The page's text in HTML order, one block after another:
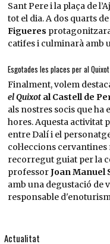
Sant Pere i la plaça de
tot el dia. A dos quarts
Figueres
catifes i culminarà amb
Esgotades les places per al
Finalment, volem
el Quixotal Castell de
als nostres socis que ha
hores. Aquesta activitat
entre Dalí i el
col·leccions
recorregut guiat per la
professorJoan Manuel
amb una degustació de
responsable
Actualitat